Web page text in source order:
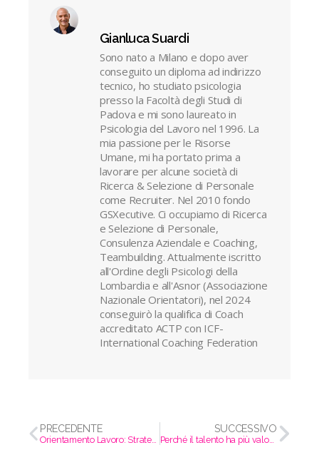
Gianluca Suardi
Sono nato a Milano e dopo aver
conseguito un diploma ad indirizzo
tecnico, ho studiato psicologia
presso la Facoltà degli Studi di
Padova e mi sono laureato in
Psicologia del Lavoro nel 1996. La
mia passione per le Risorse
Umane, mi ha portato prima a
lavorare per alcune società di
Ricerca & Selezione di Personale
come Recruiter. Nel 2010 fondo
GSXecutive. Ci occupiamo di Ricerca
e Selezione di Personale,
Consulenza Aziendale e Coaching,
Teambuilding. Attualmente iscritto
all'Ordine degli Psicologi della
Lombardia e all'Asnor (Associazione
Nazionale Orientatori), nel 2024
conseguirò la qualifica di Coach
accreditato ACTP con ICF-
International Coaching Federation
PRECEDENTE
Orientamento Lavoro: Strategie e Consigli per il Successo
SUCCESSIVO
Perché il talento ha più valore del duro lavoro?